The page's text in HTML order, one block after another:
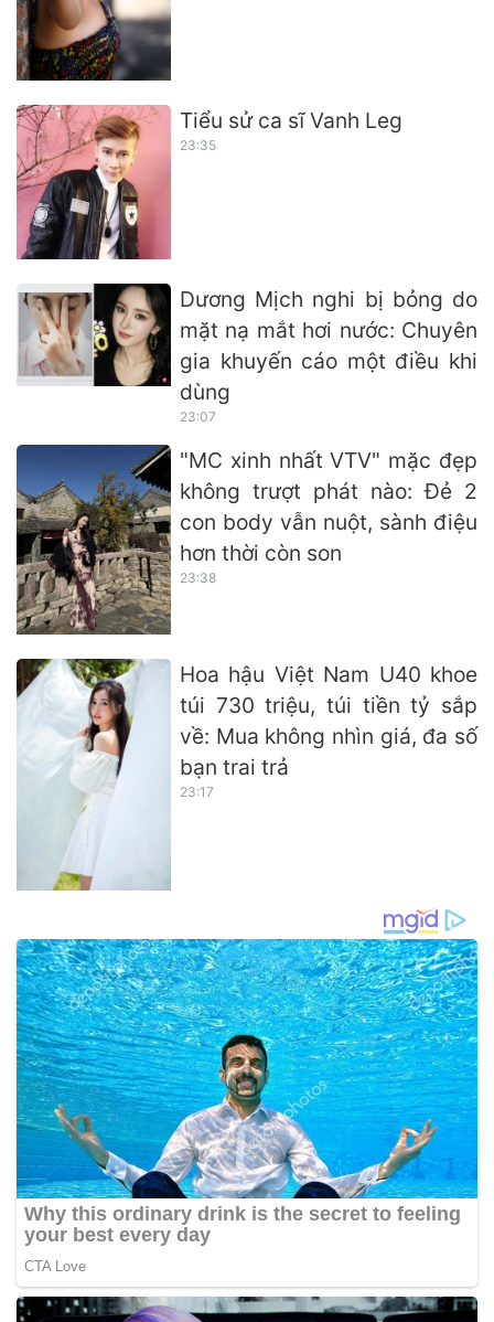
Tiểu sử ca sĩ Vanh Leg
23:35
Dương Mịch nghi bị bỏng do
mặt nạ mắt hơi nước: Chuyên
gia khuyến cáo một điều khi
dùng
23:07
"MC xinh nhất VTV" mặc đẹp
không trượt phát nào: Đẻ 2
con body vẫn nuột, sành điệu
hơn thời còn son
23:38
Hoa hậu Việt Nam U40 khoe
túi 730 triệu, túi tiền tỷ sắp
về: Mua không nhìn giá, đa số
bạn trai trả
23:17